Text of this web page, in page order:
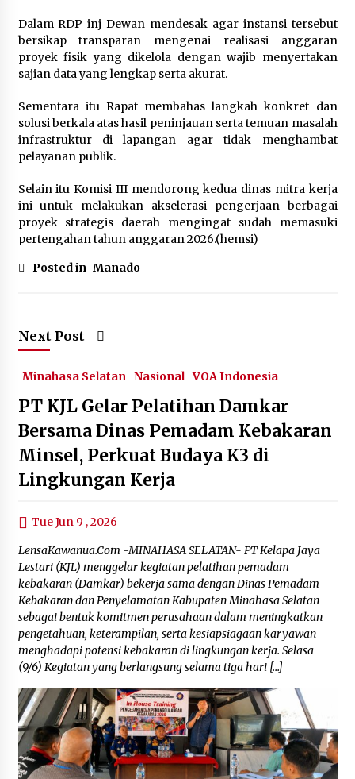
Kasus Kematian Wartawan di Kabanjahe: Polisi
Tetapkan Tersangka Baru
July 13, 2024
Dalam RDP inj Dewan mendesak agar instansi tersebut
bersikap transparan mengenai realisasi anggaran
proyek fisik yang dikelola dengan wajib menyertakan
sajian data yang lengkap serta akurat.
Sementara itu Rapat membahas langkah konkret dan
solusi berkala atas hasil peninjauan serta temuan masalah
infrastruktur di lapangan agar tidak menghambat
pelayanan publik.
Selain itu Komisi III mendorong kedua dinas mitra kerja
ini untuk melakukan akselerasi pengerjaan berbagai
proyek strategis daerah mengingat sudah memasuki
pertengahan tahun anggaran 2026.(hemsi)
Posted in Manado
Next Post
Minahasa Selatan Nasional VOA Indonesia
PT KJL Gelar Pelatihan Damkar
Bersama Dinas Pemadam Kebakaran
Minsel, Perkuat Budaya K3 di
Lingkungan Kerja
Tue Jun 9 , 2026
LensaKawanua.Com -MINAHASA SELATAN- PT Kelapa Jaya
Lestari (KJL) menggelar kegiatan pelatihan pemadam
kebakaran (Damkar) bekerja sama dengan Dinas Pemadam
Kebakaran dan Penyelamatan Kabupaten Minahasa Selatan
sebagai bentuk komitmen perusahaan dalam meningkatkan
pengetahuan, keterampilan, serta kesiapsiagaan karyawan
menghadapi potensi kebakaran di lingkungan kerja. Selasa
(9/6) Kegiatan yang berlangsung selama tiga hari […]